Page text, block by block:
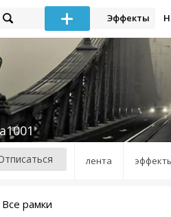
Эффекты
лента
Все рамки